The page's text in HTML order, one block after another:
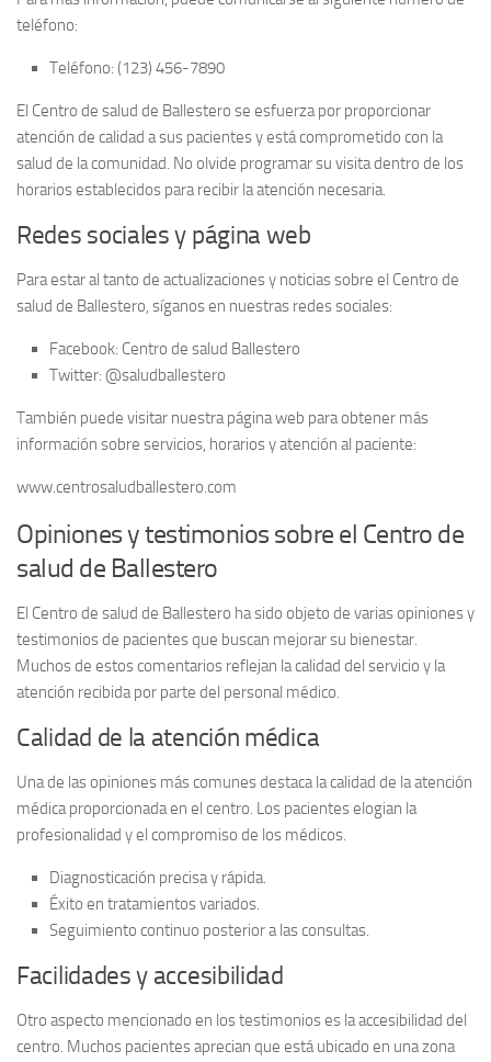
teléfono:
Teléfono: (123) 456-7890
El Centro de salud de Ballestero se esfuerza por proporcionar
atención de calidad a sus pacientes y está comprometido con la
salud de la comunidad. No olvide programar su visita dentro de los
horarios establecidos para recibir la atención necesaria.
Redes sociales y página web
Para estar al tanto de actualizaciones y noticias sobre el Centro de
salud de Ballestero, síganos en nuestras redes sociales:
Facebook: Centro de salud Ballestero
Twitter: @saludballestero
También puede visitar nuestra página web para obtener más
información sobre servicios, horarios y atención al paciente:
www.centrosaludballestero.com
Opiniones y testimonios sobre el Centro de
salud de Ballestero
El Centro de salud de Ballestero ha sido objeto de varias opiniones y
testimonios de pacientes que buscan mejorar su bienestar.
Muchos de estos comentarios reflejan la calidad del servicio y la
atención recibida por parte del personal médico.
Calidad de la atención médica
Una de las opiniones más comunes destaca lacalidad de la atención
médicaproporcionada en el centro. Los pacientes elogian la
profesionalidad y el compromiso de los médicos.
Diagnosticación precisa y rápida.
Éxito en tratamientos variados.
Seguimiento continuo posterior a las consultas.
Facilidades y accesibilidad
Otro aspecto mencionado en los testimonios es laaccesibilidad del
centro. Muchos pacientes aprecian que está ubicado en una zona